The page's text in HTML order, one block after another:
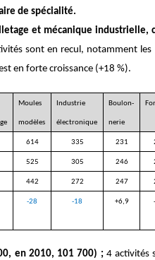
de spécialité.
et mécanique industrielle,
sont en recul, notamment
en forte croissance (+18 %).
Moules
modèles
Industrie
électronique
Boulon-
nerie
614 335 231
525 305 246
442 272 247
-28 -18 +6,9
en 2010, 101 700) ; 4 activités